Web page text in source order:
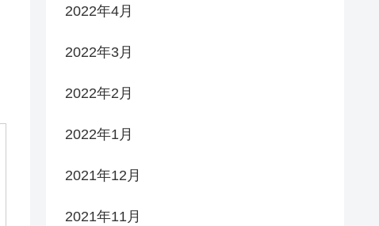
2022年4月
2022年3月
2022年2月
2022年1月
2021年12月
2021年11月